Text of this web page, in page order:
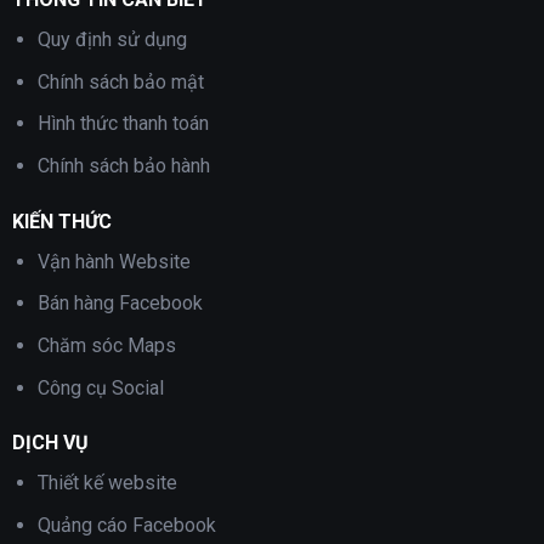
Quy định sử dụng
Chính sách bảo mật
Hình thức thanh toán
Chính sách bảo hành
KIẾN THỨC
Vận hành Website
Bán hàng Facebook
Chăm sóc Maps
Công cụ Social
DỊCH VỤ
Thiết kế website
Quảng cáo Facebook